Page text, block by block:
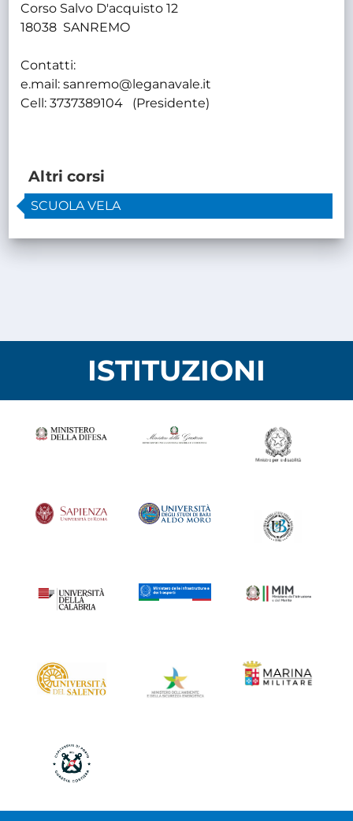
Corso Salvo D'acquisto 12
18038 SANREMO
Contatti:
e.mail: sanremo@leganavale.it
Cell: 3737389104 (Presidente)
Altri corsi
SCUOLA VELA
ISTITUZIONI